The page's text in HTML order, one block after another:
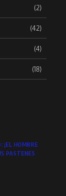
(2)
(42)
(4)
(18)
¡EL HOMBRE
PASTENES